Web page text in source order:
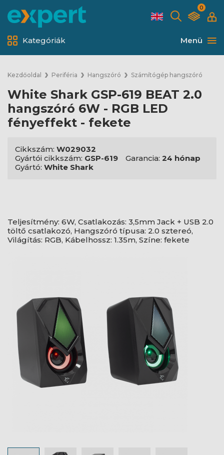
0
Menü
Kategóriák
Kezdőoldal Periféria Hangszóró Számítógép hangszóró
White Shark GSP-619 BEAT 2.0
hangszóró 6W - RGB LED
fényeffekt - fekete
Cikkszám: W029032
Gyártói cikkszám: GSP-619 Garancia: 24 hónap
Gyártó: White Shark
Teljesítmény: 6W, Csatlakozás: 3,5mm Jack + USB 2.0
töltő csatlakozó, Hangszóró típusa: 2.0 sztereó,
Világítás: RGB, Kábelhossz: 1.35m, Színe: fekete